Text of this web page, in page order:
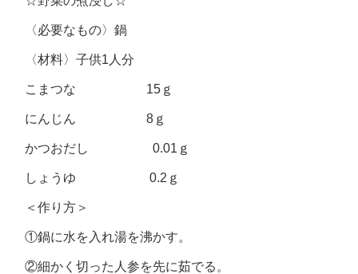
〈必要なもの〉鍋
〈材料〉子供1人分
こまつな 15ｇ
にんじん 8ｇ
かつおだし 0.01ｇ
しょうゆ 0.2ｇ
＜作り方＞
①鍋に水を入れ湯を沸かす。
②細かく切った人参を先に茹でる。